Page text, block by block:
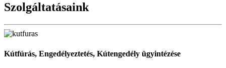
Szolgáltatásaink
Kútfúrás, Engedélyeztetés, Kútengedély ügyintézése